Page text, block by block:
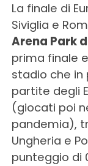
La finale di
Siviglia e
Arena Park
prima finale
stadio che
partite degli
(giocati poi
pandemia),
Ungheria e
punteggio di